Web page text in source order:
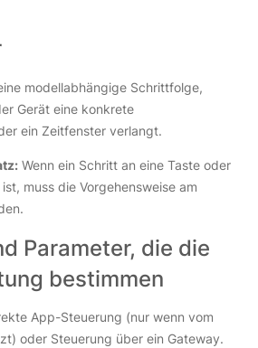
modellabhängige Schrittfolge,
Gerät eine konkrete
ein Zeitfenster verlangt.
Wenn ein Schritt an eine Taste oder
muss die Vorgehensweise am
Parameter, die die
bestimmen
App-Steuerung (nur wenn vom
oder Steuerung über ein Gateway.